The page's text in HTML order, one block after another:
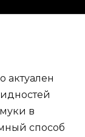
актуален
в
способ